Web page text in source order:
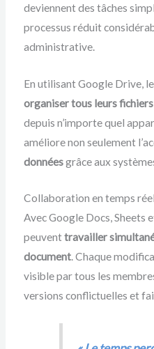
deviennent des tâches
processus réduit
administrative.
En utilisant Google Drive,
organiser tous leurs
depuis n’importe quel
améliore non seulement
donnéesgrâce aux
Collaboration en temps réel
Avec Google Docs, Sheets
peuventtravailler
document. Chaque
visible par tous les
versions conflictuelles et